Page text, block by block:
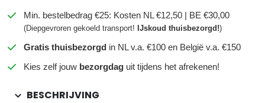
Min. bestelbedrag €25: Kosten NL €12,50 | BE €30,00
(Diepgevroren gekoeld transport! IJskoud thuisbezorgd!)
Gratis thuisbezorgd in NL v.a. €100 en België v.a. €150
Kies zelf jouw bezorgdag uit tijdens het afrekenen!
BESCHRIJVING